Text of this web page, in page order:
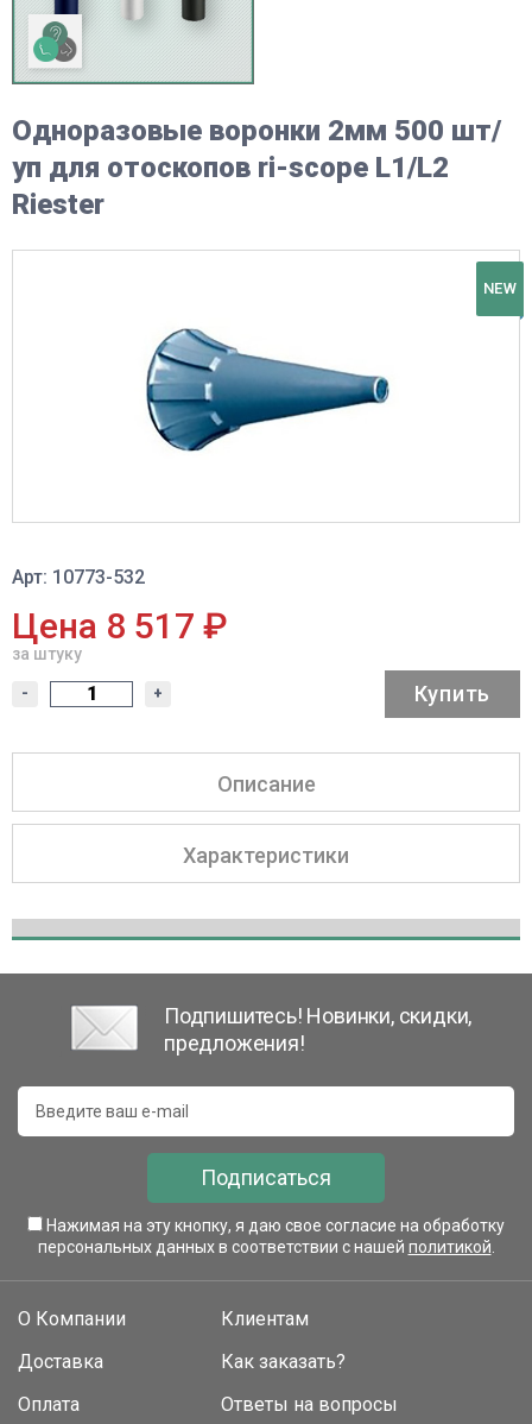
Одноразовые воронки 2мм 500 шт/
уп для отоскопов ri-scope L1/L2
Riester
NEW
Арт: 10773-532
Цена 8 517 ₽
за штуку
- + Купить
Описание
Характеристики
Подпишитесь! Новинки, скидки,
предложения!
Подписаться
Нажимая на эту кнопку, я даю свое согласие на обработку
персональных данных в соответствии с нашей политикой
О Компании
Доставка
Оплата
Клиентам
Как заказать?
Ответы на вопросы